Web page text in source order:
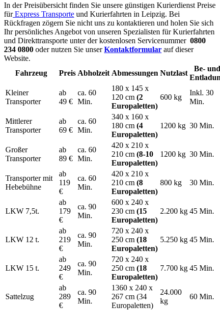
In der Preisübersicht finden Sie unsere günstigen Kurierdienst Preise
fürExpress Transporte und Kurierfahrten in Leipzig. Bei
Rückfragen zögern Sie nicht uns zu kontaktieren und holen Sie sich
Ihr persönliches Angebot von unseren Spezialisten für Kurierfahrten
und Direkttransporte unter der kostenlosen Servicenummer 0800
234 0800 oder nutzen Sie unserKontaktformular auf dieser
Website.
Fahrzeug
Preis Abholzeit Abmessungen Nutzlast
Be- und
Kleiner
Transporter
ab
49 €
ca. 60
Min.
180 x 145 x
120 cm (2
Europaletten)
600 kg
Inkl. 30
Min.
Mittlerer
Transporter
ab
69 €
ca. 60
Min.
340 x 160 x
180 cm (4
Europaletten)
1200 kg 30 Min.
Großer
Transporter
ab
89 €
ca. 60
Min.
420 x 210 x
210 cm (8-10
Europaletten)
1200 kg 30 Min.
Transporter mit
Hebebühne
ab
119
€
ca. 60
Min.
420 x 210 x
210 cm (8
Europaletten)
800 kg 30 Min.
LKW 7,5t.
ab
179
€
ca. 90
Min.
600 x 240 x
230 cm (15
Europaletten)
2.200 kg 45 Min.
LKW 12 t.
ab
219
€
ca. 90
Min.
720 x 240 x
250 cm (18
Europaletten)
5.250 kg 45 Min.
LKW 15 t.
ab
249
€
ca. 90
Min.
720 x 240 x
250 cm (18
Europaletten)
7.700 kg 45 Min.
Sattelzug
ab
289
€
ca. 90
Min.
1360 x 240 x
267 cm (34
Europaletten)
24.000
kg
60 Min.